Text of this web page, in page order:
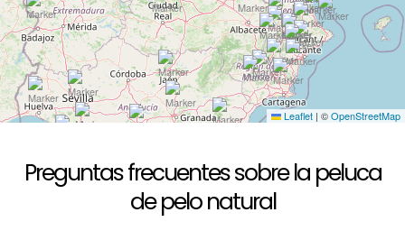
Leaflet | ©OpenStreetMap
Preguntas frecuentes sobre la peluca
de pelo natural